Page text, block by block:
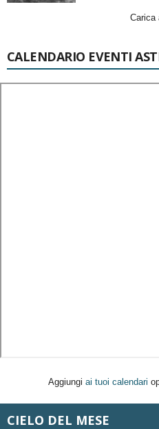
Carica
CALENDARIO EVENTI
Aggiungi ai tuoi calendari
CIELO DEL MESE